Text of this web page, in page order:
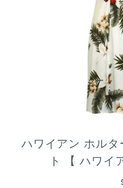
ハワイアン ホル
ト 【 ハワイ